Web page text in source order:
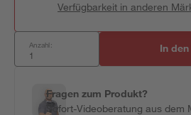
Verfügbarkeit in anderen
Anzahl: In
Fragen zum Produkt?
Sofort-Videoberatung aus dem